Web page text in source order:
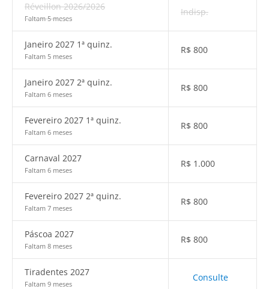
Réveillon 2026/2026
Faltam 5 meses
Indisp.
Janeiro 2027 1ª quinz.
Faltam 5 meses
R$ 800
Janeiro 2027 2ª quinz.
Faltam 6 meses
R$ 800
Fevereiro 2027 1ª quinz.
Faltam 6 meses
R$ 800
Carnaval 2027
Faltam 6 meses
R$ 1.000
Fevereiro 2027 2ª quinz.
Faltam 7 meses
R$ 800
Páscoa 2027
Faltam 8 meses
R$ 800
Tiradentes 2027
Faltam 9 meses
Consulte